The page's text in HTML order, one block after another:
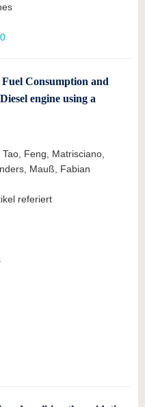
Consumption and
engine using a
Feng, Matrisciano,
Mauß, Fabian
referiert